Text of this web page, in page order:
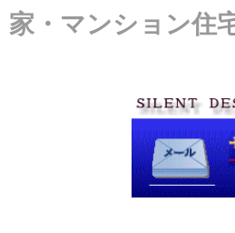
家・マンション住